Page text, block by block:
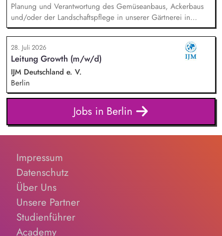
Planung und Verantwortung des Gemüseanbaus, Ackerbaus
und/oder der Landschaftspflege in unserer Gärtnerei in
Berlin-Malchow, Umsetzung eines zertifizierten Bio-Anbaus,
fachliche Anleitung und Unterstützung der Teilnehmenden
und Beschäftigten, Organisation der Arbeitsabläufe und einer
zweckmäßigen Arbeitsplatzgestaltung, Überwachung der
Einhaltung von Gesundheits-, Arbeitsschutz- und
Unfallverhütungsvorschriften.
28. Juli 2026
Leitung Growth (m/w/d)
IJM Deutschland e. V.
Berlin
Jobs in Berlin
Impressum
Datenschutz
Über Uns
Unsere Partner
Studienführer
Academy